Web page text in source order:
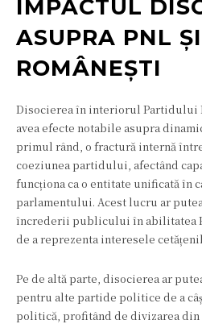
IMPACTUL
ASUPRA PNL
ROMÂNEȘTI
Disocierea în interiorul Partidului
avea efecte notabile asupra
primul rând, o fractură internă
coeziunea partidului, afectând
funcționa ca o entitate unificată în
parlamentului. Acest lucru ar
încrederii publicului în abilitatea
de a reprezenta interesele
Pe de altă parte, disocierea ar
pentru alte partide politice de a
politică, profitând de divizarea